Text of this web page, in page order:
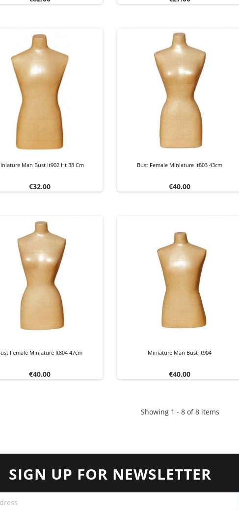
Man Bust It902 Ht 38 Cm
Price
€32.00
Bust Female Miniature It803 43cm
Price
€40.00
Female Miniature It804 47cm
Price
€40.00
Miniature Man Bust It904
Price
€40.00
Showing 1 - 8 of 8 items
SIGN UP FOR NEWSLETTER